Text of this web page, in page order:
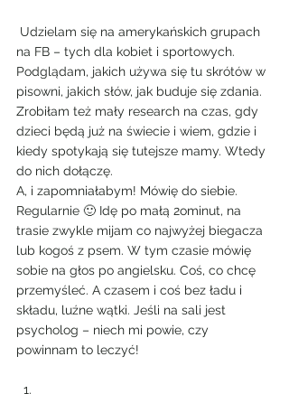
na FB – tych dla kobiet i sportowych.
Podglądam, jakich używa się tu skrótów w
pisowni, jakich słów, jak buduje się zdania.
Zrobiłam też mały research na czas, gdy
dzieci będą już na świecie i wiem, gdzie i
kiedy spotykają się tutejsze mamy. Wtedy
do nich dołączę.
A, i zapomniałabym! Mówię do siebie.
Regularnie 🙂 Idę po małą 2ominut, na
trasie zwykle mijam co najwyżej biegacza
lub kogoś z psem. W tym czasie mówię
sobie na głos po angielsku. Coś, co chcę
przemyśleć. A czasem i coś bez ładu i
składu, luźne wątki. Jeśli na sali jest
psycholog – niech mi powie, czy
powinnam to leczyć!